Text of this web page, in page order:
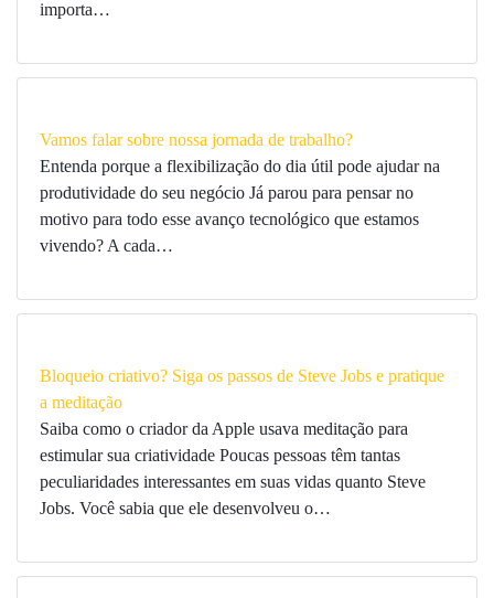
importa…
Vamos falar sobre nossa jornada de trabalho?
Entenda porque a flexibilização do dia útil pode ajudar na
produtividade do seu negócio Já parou para pensar no
motivo para todo esse avanço tecnológico que estamos
vivendo? A cada…
Bloqueio criativo? Siga os passos de Steve Jobs e pratique
a meditação
Saiba como o criador da Apple usava meditação para
estimular sua criatividade Poucas pessoas têm tantas
peculiaridades interessantes em suas vidas quanto Steve
Jobs. Você sabia que ele desenvolveu o…